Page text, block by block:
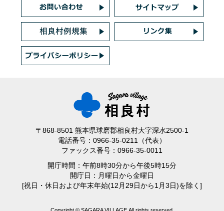
〒868-8501 熊本県球磨郡相良村大字深水2500-1
電話番号：0966-35-0211（代表）
ファックス番号：0966-35-0011
開庁時間：午前8時30分から午後5時15分
開庁日：月曜日から金曜日
[祝日・休日および年末年始(12月29日から1月3日)を除く]